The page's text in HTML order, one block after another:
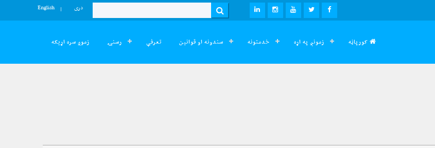
FACEBOOK
TWITTER
YOUTUBE
INSTAGRAM
LINKEDIN
Search
دری English
کورپاڼه زمونږ په اړه خدمتونه سندونه او قوانین تعرفې رسنۍ زموږ سره اړیکه